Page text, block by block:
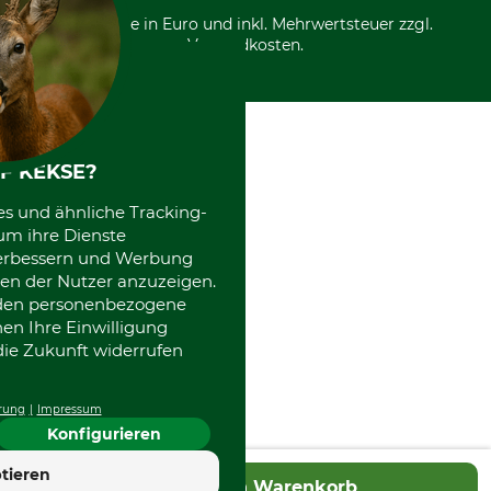
Entsorgung und Umwelt
Datenschutz Print
Community
International
Kooperationen
Alle Preise in Euro und inkl. Mehrwertsteuer zzgl.
Versandkosten.
KEKSE?
und ähnliche Tracking-
ihre Dienste
und Werbung
der Nutzer anzuzeigen.
personenbezogene
Ihre Einwilligung
Zukunft widerrufen
Impressum
Konfigurieren